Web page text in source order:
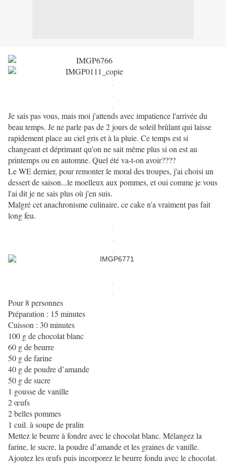
.
.
.
Je sais pas vous, mais moi j'attends avec impatience l'arrivée du
beau temps. Je ne parle pas de 2 jours de soleil brûlant qui laisse
rapidement place au ciel gris et à la pluie. Ce temps est si
changeant et déprimant qu'on ne sait même plus si on est au
printemps ou en automne. Quel été va-t-on avoir????
Le WE dernier, pour remonter le moral des troupes, j'ai choisi un
dessert de saison...le moelleux aux pommes, et oui comme je vous
l'ai dit je ne sais plus où j'en suis.
Malgré cet anachronisme culinaire, ce cake n'a vraiment pas fait
long feu.
.
.
.
.
.
.
Pour 8 personnes
Préparation : 15 minutes
Cuisson : 30 minutes
100 g de chocolat blanc
60 g de beurre
50 g de farine
40 g de poudre d’amande
50 g de sucre
1 gousse de vanille
2 œufs
2 belles pommes
1 cuil. à soupe de pralin
Mettez le beurre à fondre avec le chocolat blanc. Mélangez la
farine, le sucre, la poudre d’amande et les graines de vanille.
Ajoutez les œufs puis incorporez le beurre fondu avec le chocolat.